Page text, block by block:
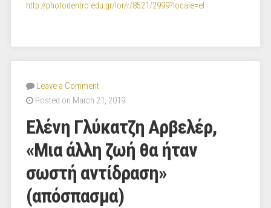
http://photodentro.edu.gr/lor/r/8521/2999?locale=el
Leave a Comment
Posted on March 21, 2019
Ελένη Γλύκατζη Αρβελέρ,
«Μια άλλη ζωή θα ήταν
σωστή αντίδραση»
(απόσπασμα)